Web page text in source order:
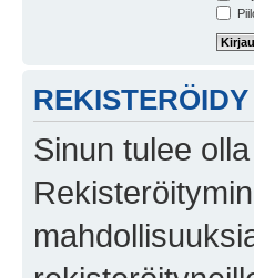
REKISTERÖIDY
Sinun tulee